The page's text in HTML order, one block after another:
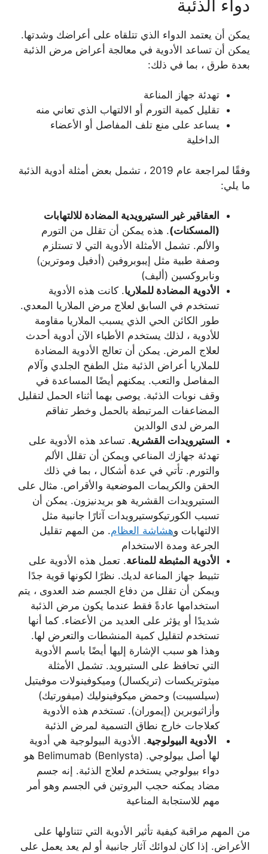
دواء الذئبة
يمكن أن يعتمد الدواء الذي تتلقاه على أعراضك وشدتها.
يمكن أن تساعد الأدوية في معالجة أعراض مرض الذئبة
بعدة طرق ، بما في ذلك:
تهدئة جهاز المناعة
تقليل كمية التورم أو الالتهاب الذي تعاني منه
يساعد على منع تلف المفاصل أو الأعضاء
الداخلية
وفقًا لمراجعة عام 2019 ، تشمل بعض أمثلة أدوية الذئبة
ما يلي:
العقاقير غير الستيرويدية المضادة للالتهابات
(المسكنات). هذه يمكن أن تقلل من التورم
والألم. تشمل الأمثلة الأدوية التي لا تستلزم
وصفة طبية مثل إيبوبروفين (أدفيل وموترين)
ونابروكسين (أليف)
الأدوية المضادة للملاريا. كانت هذه الأدوية
تستخدم في السابق لعلاج مرض الملاريا المعدي.
طور الكائن الحي الذي يسبب الملاريا مقاومة
للأدوية ، لذلك يستخدم الأطباء الآن أدوية أحدث
لعلاج المرض. يمكن أن تعالج الأدوية المضادة
للملاريا أعراض الذئبة مثل الطفح الجلدي وآلام
المفاصل والتعب. يمكنهم أيضًا المساعدة في
وقف نوبات الذئبة. يوصى بهما أثناء الحمل لتقليل
المضاعفات المرتبطة بالحمل وخطر تفاقم
المرض لدى الوالدين
الستيرويدات القشرية. تساعد هذه الأدوية على
تهدئة جهازك المناعي ويمكن أن تقلل الألم
والتورم. تأتي في عدة أشكال ، بما في ذلك
الحقن والكريمات الموضعية والأقراص. مثال على
الستيرويدات القشرية هو بريدنيزون. يمكن أن
تسبب الكورتيكوستيرويدات آثارًا جانبية مثل
الالتهابات وهشاشة العظام. من المهم تقليل
الجرعة ومدة الاستخدام
الأدوية المثبطة للمناعة. تعمل هذه الأدوية على
تثبيط جهاز المناعة لديك. نظرًا لكونها قوية جدًا
ويمكن أن تقلل من دفاع الجسم ضد العدوى ، يتم
استخدامها عادةً فقط عندما يكون مرض الذئبة
شديدًا أو يؤثر على العديد من الأعضاء. كما أنها
تستخدم لتقليل كمية المنشطات والتعرض لها.
وهذا هو سبب الإشارة إليها أيضًا باسم الأدوية
التي تحافظ على الستيرويد. تشمل الأمثلة
ميثوتريكسات (تريكسال) وميكوفينولات موفيتيل
(سيلسيبت) وحمض ميكوفينوليك (ميفورتيك)
وأزاثيوبرين (إيموران). تستخدم هذه الأدوية
كعلاجات خارج نطاق التسمية لمرض الذئبة
الأدوية البيولوجية. الأدوية البيولوجية هي أدوية
لها أصل بيولوجي. Belimumab (Benlysta) هو
دواء بيولوجي يستخدم لعلاج الذئبة. إنه جسم
مضاد يمكنه حجب البروتين في الجسم وهو أمر
مهم للاستجابة المناعية
من المهم مراقبة كيفية تأثير الأدوية التي تتناولها على
الأعراض. إذا كان لدوائك آثار جانبية أو لم يعد يعمل على